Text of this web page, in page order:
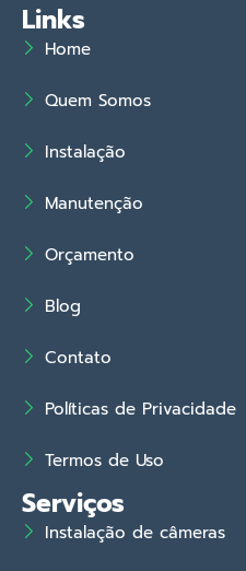
Links
Home
Quem Somos
Instalação
Manutenção
Orçamento
Blog
Contato
Políticas de Privacidade
Termos de Uso
Serviços
Instalação de câmeras